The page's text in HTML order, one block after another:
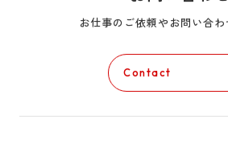
お仕事のご依頼やお問い合わ
Contact